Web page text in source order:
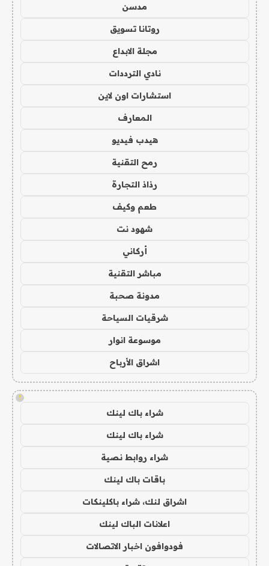
مدسن
روتانا تسويق
مجلة الابداع
نادي الترددات
استشارات اون لاين
المعارف
هيدب فيديو
رمح التقنية
رذاذ التجارة
طعم وكيف
شهود نت
أركاني
مباشر التقنية
مدونة صحبة
شرقيات السياحة
موسوعة انوار
اشراق الأرباح
!
شراء باك لينك
شراء باك لينك
شراء روابط نصية
باقات باك لينك
اشراق لنك، شراء باكلينكات
اعلانات الباك لينك
فودوافون اخبار الاتصالات